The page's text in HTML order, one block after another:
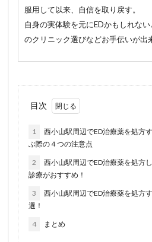
服用して以来、自信を取り戻す。
自身の実体験を元にEDかもしれな
のクリニック選びなどお手伝いが出
目次
1
西小山駅周辺でED治療薬を処方
ぶ際の４つの注意点
2
西小山駅周辺でED治療薬を処方
診療がおすすめ！
3
西小山駅周辺でED治療薬を処方
選！
4 まとめ